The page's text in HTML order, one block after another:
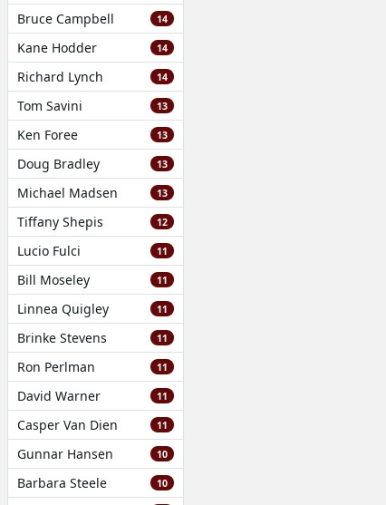
Bruce Campbell 14
Kane Hodder 14
Richard Lynch 14
Tom Savini 13
Ken Foree 13
Doug Bradley 13
Michael Madsen 13
Tiffany Shepis 12
Lucio Fulci 11
Bill Moseley 11
Linnea Quigley 11
Brinke Stevens 11
Ron Perlman 11
David Warner 11
Casper Van Dien 11
Gunnar Hansen 10
Barbara Steele 10